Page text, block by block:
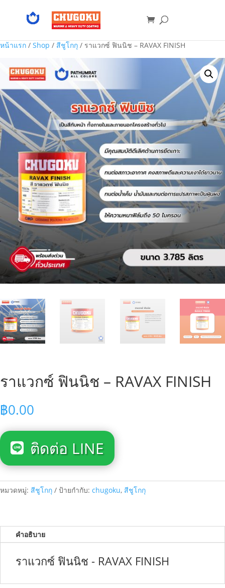
หน้าแรก / Shop / สีชูโกกุ / ราแวกซ์ ฟินนิช – RAVAX FINISH
ราแวกซ์ ฟินนิช – RAVAX FINISH
฿0.00
ติดต่อ LINE
หมวดหมู่: สีชูโกกุ ป้ายกำกับ: chugoku, สีชูโกกุ
คำอธิบาย
ราแวกซ์ ฟินนิช - RAVAX FINISH